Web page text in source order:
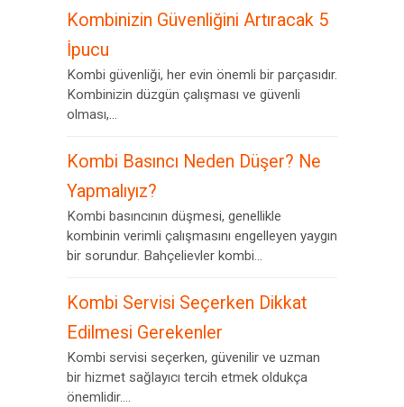
Kombinizin Güvenliğini Artıracak 5
İpucu
Kombi güvenliği, her evin önemli bir parçasıdır.
Kombinizin düzgün çalışması ve güvenli
olması,...
Kombi Basıncı Neden Düşer? Ne
Yapmalıyız?
Kombi basıncının düşmesi, genellikle
kombinin verimli çalışmasını engelleyen yaygın
bir sorundur. Bahçelievler kombi...
Kombi Servisi Seçerken Dikkat
Edilmesi Gerekenler
Kombi servisi seçerken, güvenilir ve uzman
bir hizmet sağlayıcı tercih etmek oldukça
önemlidir....